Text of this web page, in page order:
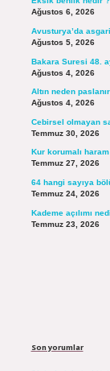
Ağustos 6, 2026
Avusturya’da
Ağustos 5, 2026
Bakara Suresi 48.
Ağustos 4, 2026
Altın neden
Ağustos 4, 2026
Cebirsel olmayan
Temmuz 30, 2026
Kur korumalı haram
Temmuz 27, 2026
64 hangi sayıya
Temmuz 24, 2026
Kademe açılımı
Temmuz 23, 2026
Son yorumlar